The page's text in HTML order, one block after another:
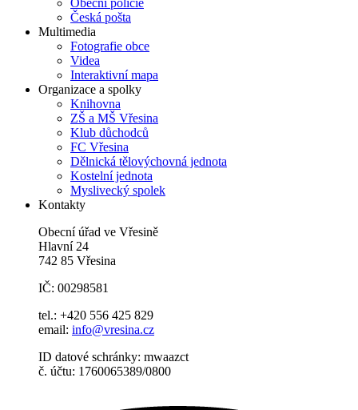
Česká pošta
Multimedia
Fotografie obce
Videa
Interaktivní mapa
Organizace a spolky
Knihovna
ZŠ a MŠ Vřesina
Klub důchodců
FC Vřesina
Dělnická tělovýchovná jednota
Kostelní jednota
Myslivecký spolek
Kontakty
Obecní úřad ve Vřesině
Hlavní 24
742 85 Vřesina
IČ: 00298581
tel.: +420 556 425 829
email: info@vresina.cz
ID datové schránky: mwaazct
č. účtu: 1760065389/0800